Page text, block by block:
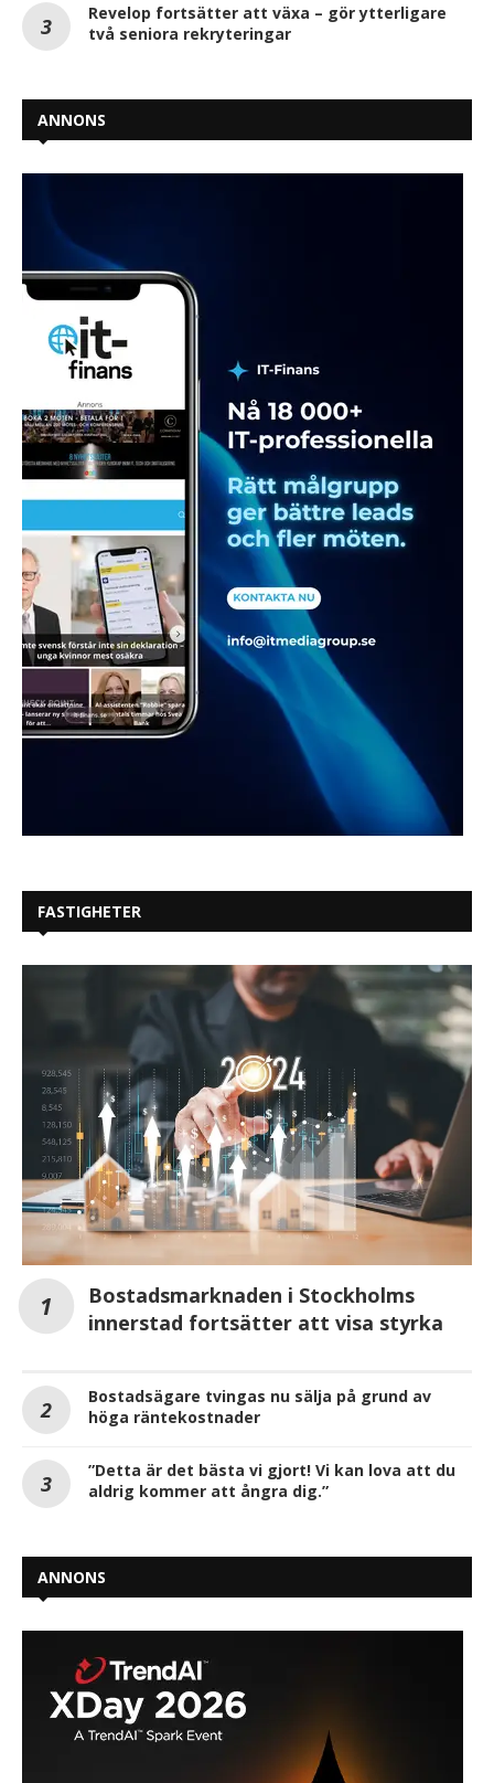
Revelop fortsätter att växa – gör ytterligare
två seniora rekryteringar
ANNONS
FASTIGHETER
Bostadsmarknaden i Stockholms
innerstad fortsätter att visa styrka
Bostadsägare tvingas nu sälja på grund av
höga räntekostnader
”Detta är det bästa vi gjort! Vi kan lova att du
aldrig kommer att ångra dig.”
ANNONS